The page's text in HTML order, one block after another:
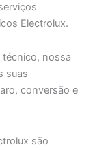
Electrolux.
nossa
suas
conversão e
são